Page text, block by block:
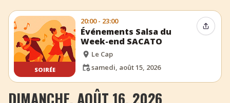
SOIRÉE
20:00 - 23:00
Événements Salsa du
Week-end SACATO
Le Cap
samedi, août 15, 2026